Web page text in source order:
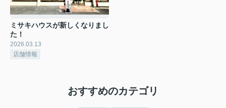
ミサキハウスが新しくなりまし
た！
2026.03.13
店舗情報
おすすめのカテゴリ